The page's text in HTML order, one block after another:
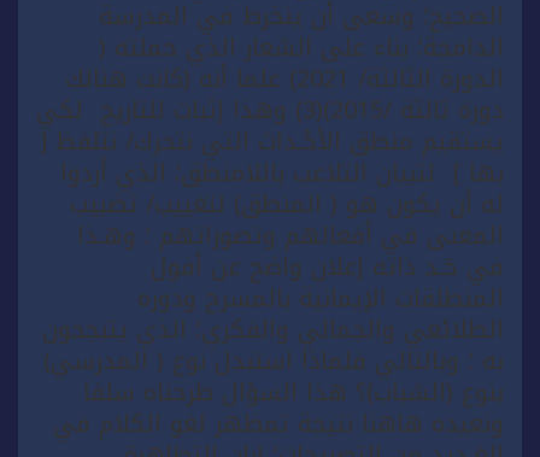
الصحيح؛ وسعى أن ينخرط في المدرسة
الدامجة؛ بناء على الشعار الذي حملته (
الدورة الثالثة/ 2021) علما أنه (كانت هنالك
دورة ثالثة /2015)(3) وهذا إثبات للتاريخ لكي
يستقيم منطق الأحْـداث التي نتحرك/ نتلفظ [
بها ] لتبيان التلاعب باللامنطق؛ الذي أردوا
له أن يكون هو ( المنطق) لتغييب/ تضبيب
المعنى في أفعالهم وتصوراتهم ؛ وهـذا
في حَـد ذاته إعلان واضح عن أفول
المنطلقات الإيمانية بالمسرح ودوره
الطلائعي والجمالي والفكري؛ الذي يتبجحون
به ؛ وبالتالي فلماذا استبدل نوع ( المدرسي)
بنوع (الشباب)؟ هذا السؤال طرحناه سلفا
ونعيده هاهنا نتيجة تمظهر لغو الكلام في